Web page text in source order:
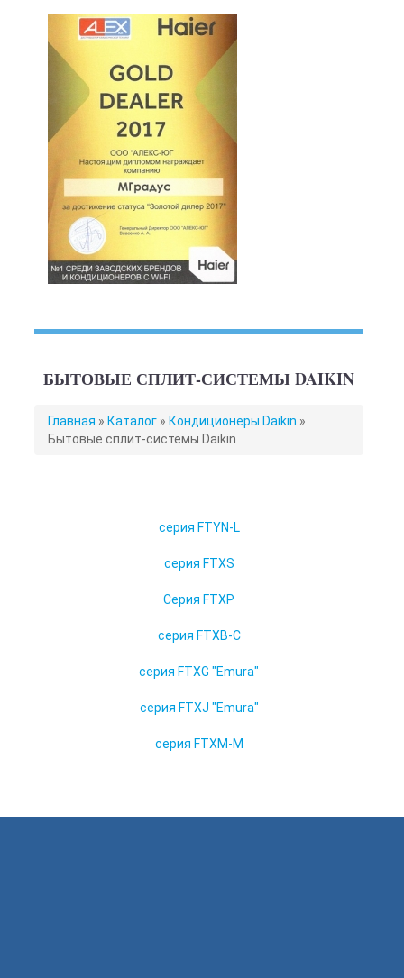
БЫТОВЫЕ СПЛИТ-СИСТЕМЫ DAIKIN
ВЫ
ЗДЕСЬ
Главная » Каталог » Кондиционеры Daikin »
Бытовые сплит-системы Daikin
серия FTYN-L
серия FTXS
Серия FTXP
серия FTXB-C
серия FTXG "Emura"
серия FTXJ "Emura"
серия FTXM-M